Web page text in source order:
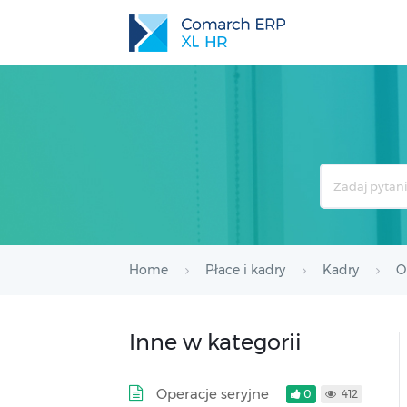
Home Płace i kadry Kadry
Inne w kategorii
Operacje seryjne
0 412